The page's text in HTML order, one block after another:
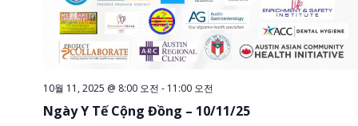
Ngày Y Tế Cộng Đồng – 10/11/25
10월 11, 2025 @ 8:00 오전 - 11:00 오전